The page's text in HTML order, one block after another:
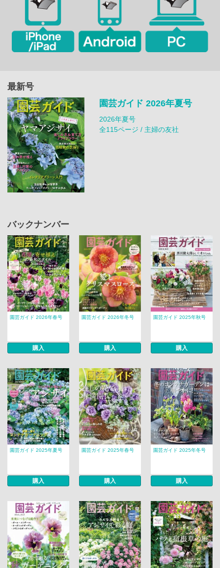
最新号
園芸ガイド 2026年夏号
2026年夏号
全115ページ / 主婦の友社
バックナンバー
園芸ガイド 2026年春号
購入
園芸ガイド 2026年冬号
購入
園芸ガイド 2025年秋号
購入
園芸ガイド 2025年夏号
購入
園芸ガイド 2025年春号
購入
園芸ガイド 2025年冬号
購入